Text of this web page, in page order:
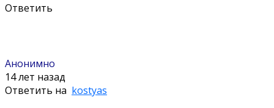
Ответить
Анонимно
14 лет назад
Ответить на kostyas